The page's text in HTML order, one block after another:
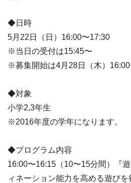
◆日時
5月22日（日）16:00〜17:30
※当日の受付は15:45〜
※募集開始は4月28日（木）16:00
◆対象
小学2,3年生
※2016年度の学年になります。
◆プログラム内容
16:00〜16:15（10〜15分間）『
ィネーション能力を高める遊びを